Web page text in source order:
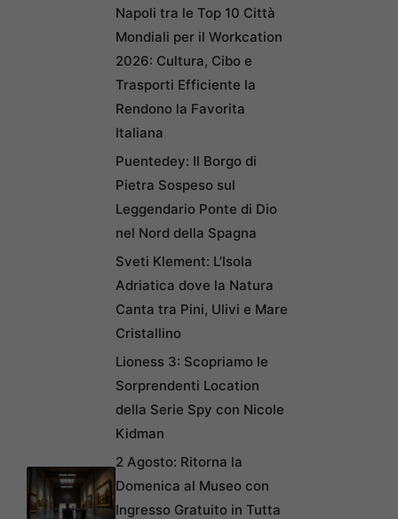
Napoli tra le Top 10 Città
Mondiali per il Workcation
2026: Cultura, Cibo e
Trasporti Efficiente la
Rendono la Favorita
Italiana
Puentedey: Il Borgo di
Pietra Sospeso sul
Leggendario Ponte di Dio
nel Nord della Spagna
Sveti Klement: L’Isola
Adriatica dove la Natura
Canta tra Pini, Ulivi e Mare
Cristallino
Lioness 3: Scopriamo le
Sorprendenti Location
della Serie Spy con Nicole
Kidman
2 Agosto: Ritorna la
Domenica al Museo con
Ingresso Gratuito in Tutta